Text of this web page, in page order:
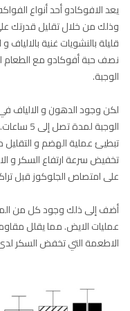
يعد الافوكادو أحد أنواع
وذلك من خلال تقليل قدرتك
قليلة بالنشويات غنية
نصف حبة أفوكادو مع الطعام
الوجبة.
لكن وجود الدهون و الالياف
الوجبة
تبطيئ عملية الهضم و
تخفيض سرعة ارتفاع السكر و
على امتصاص الجلوكوز قبل
أضف إلى ذلك وجود كل من
عمليات الايض. مما يقلل
الاطعمة التي تخفض السكر